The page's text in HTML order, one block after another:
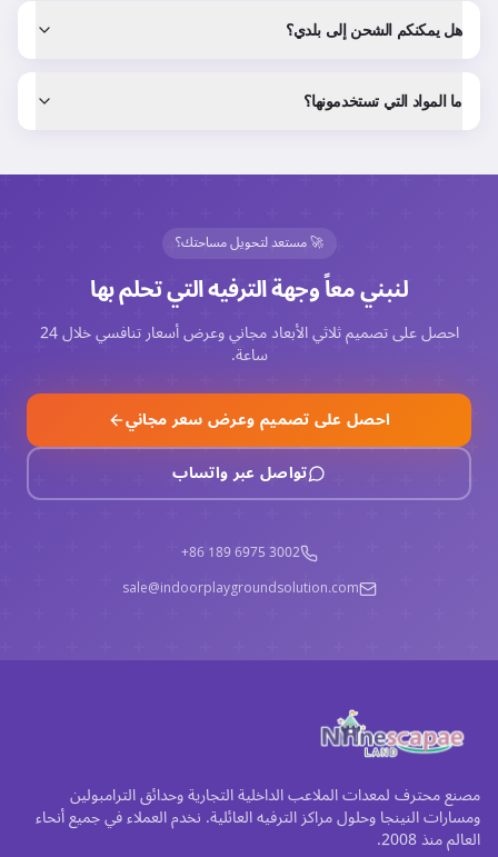
هل يمكنكم الشحن إلى بلدي؟
ما المواد التي تستخدمونها؟
🚀 مستعد لتحويل مساحتك؟
لنبني معاً وجهة الترفيه التي تحلم بها
احصل على تصميم ثلاثي الأبعاد مجاني وعرض أسعار تنافسي خلال 24
ساعة.
احصل على تصميم وعرض سعر مجاني
تواصل عبر واتساب
+86 189 6975 3002
sale@indoorplaygroundsolution.com
مصنع محترف لمعدات الملاعب الداخلية التجارية وحدائق الترامبولين
ومسارات النينجا وحلول مراكز الترفيه العائلية. نخدم العملاء في جميع أنحاء
العالم منذ 2008.